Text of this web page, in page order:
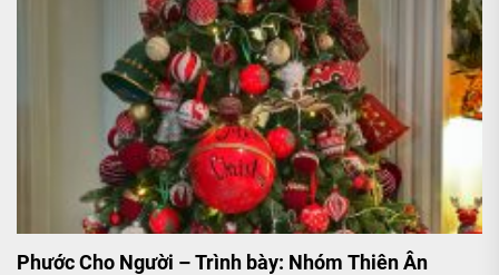
Phước Cho Người – Trình bày: Nhóm Thiên Ân